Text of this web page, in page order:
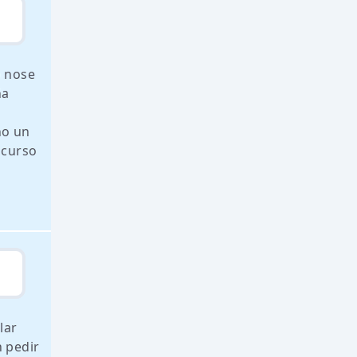
nose
un
pedir